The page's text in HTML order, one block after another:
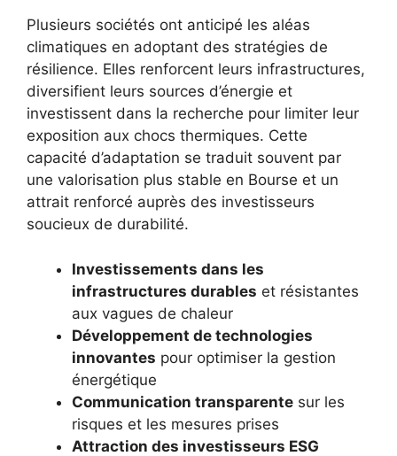
Plusieurs sociétés ont anticipé les aléas
climatiques en adoptant des stratégies de
résilience. Elles renforcent leurs infrastructures,
diversifient leurs sources d’énergie et
investissent dans la recherche pour limiter leur
exposition aux chocs thermiques. Cette
capacité d’adaptation se traduit souvent par
une valorisation plus stable en Bourse et un
attrait renforcé auprès des investisseurs
soucieux de durabilité.
Investissements dans les
infrastructures durables et résistantes
aux vagues de chaleur
Développement de technologies
innovantes pour optimiser la gestion
énergétique
Communication transparente sur les
risques et les mesures prises
Attraction des investisseurs ESG